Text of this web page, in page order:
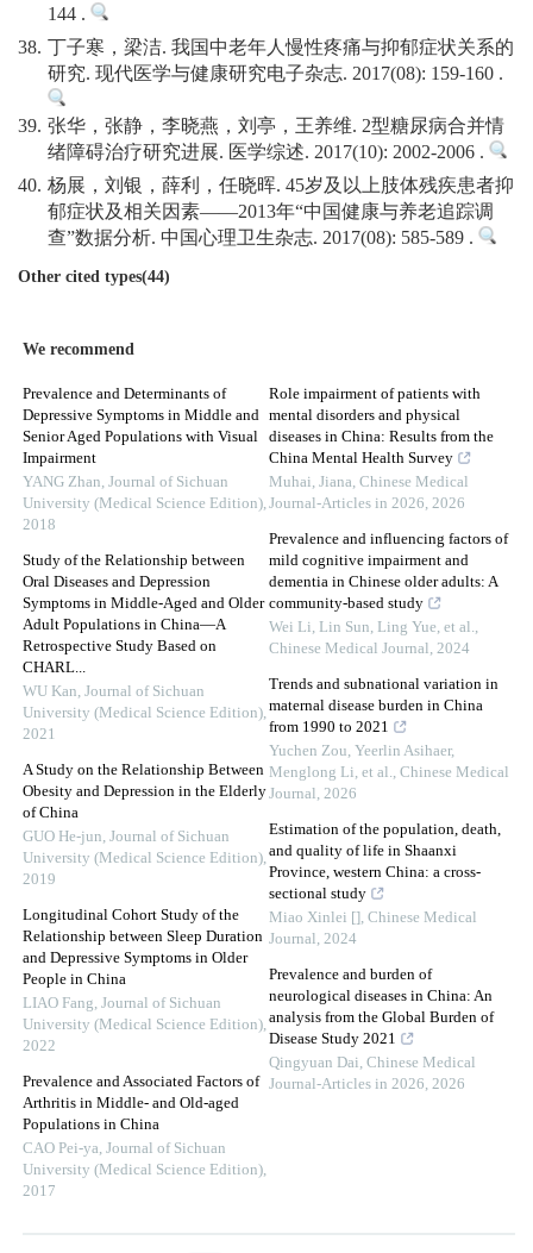
144 .
38. 丁子寒，梁洁. 我国中老年人慢性疼痛与抑郁症状关系的
研究. 现代医学与健康研究电子杂志. 2017(08): 159-160 .
39. 张华，张静，李晓燕，刘亭，王养维. 2型糖尿病合并情
绪障碍治疗研究进展. 医学综述. 2017(10): 2002-2006 .
40. 杨展，刘银，薛利，任晓晖. 45岁及以上肢体残疾患者抑
郁症状及相关因素——2013年“中国健康与养老追踪调
查”数据分析. 中国心理卫生杂志. 2017(08): 585-589 .
Other cited types(44)
We recommend
Prevalence and Determinants of
Depressive Symptoms in Middle and
Senior Aged Populations with Visual
Impairment
YANG Zhan, Journal of Sichuan
University (Medical Science Edition),
2018
Study of the Relationship between
Oral Diseases and Depression
Symptoms in Middle-Aged and Older
Adult Populations in China—A
Retrospective Study Based on
CHARL...
WU Kan, Journal of Sichuan
University (Medical Science Edition),
2021
A Study on the Relationship Between
Obesity and Depression in the Elderly
of China
GUO He-jun, Journal of Sichuan
University (Medical Science Edition),
2019
Longitudinal Cohort Study of the
Relationship between Sleep Duration
and Depressive Symptoms in Older
People in China
LIAO Fang, Journal of Sichuan
University (Medical Science Edition),
2022
Prevalence and Associated Factors of
Arthritis in Middle- and Old-aged
Populations in China
CAO Pei-ya, Journal of Sichuan
University (Medical Science Edition),
2017
Role impairment of patients with
mental disorders and physical
diseases in China: Results from the
China Mental Health Survey
Muhai, Jiana, Chinese Medical
Journal-Articles in 2026, 2026
Prevalence and influencing factors of
mild cognitive impairment and
dementia in Chinese older adults: A
community-based study
Wei Li, Lin Sun, Ling Yue, et al.,
Chinese Medical Journal, 2024
Trends and subnational variation in
maternal disease burden in China
from 1990 to 2021
Yuchen Zou, Yeerlin Asihaer,
Menglong Li, et al., Chinese Medical
Journal, 2026
Estimation of the population, death,
and quality of life in Shaanxi
Province, western China: a cross-
sectional study
Miao Xinlei [], Chinese Medical
Journal, 2024
Prevalence and burden of
neurological diseases in China: An
analysis from the Global Burden of
Disease Study 2021
Qingyuan Dai, Chinese Medical
Journal-Articles in 2026, 2026